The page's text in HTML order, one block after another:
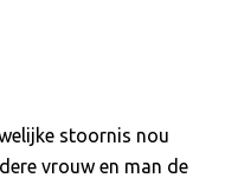
stoornis nou
vrouw en man de